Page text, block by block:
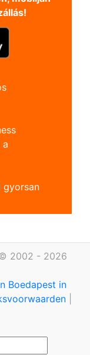
a
gyorsan
2002 - 2026
Boedapest in